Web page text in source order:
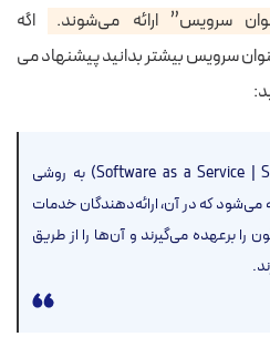
سرویس” ارائه می‌شوند.
اگه
سرویس بیشتر بدانید پیشنهاد می
سرویس به عنوان نرم‌افزار (Software as a Service | SaaS) به روشی
می‌شود که در آن، ارائه‌دهندگان خدمات
را برعهده می‌گیرند و آن‌ها را از طریق